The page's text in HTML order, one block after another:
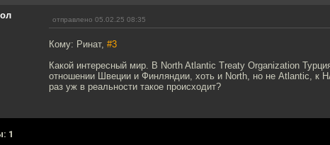
отправлено 05.02.25 08:35
Кому: Ринат, #3
Какой интересный мир. В North Atlantic Treaty Organization
отношении Швеции и Финляндии, хоть и North, но не Atlantic, к
раз уж в реальности такое происходит?
1